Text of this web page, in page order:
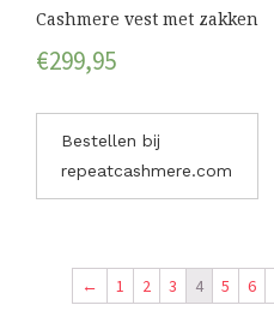
Cashmere vest met zakken
€299,95
Bestellen bij
repeatcashmere.com
← 1 2 3 4 5 6